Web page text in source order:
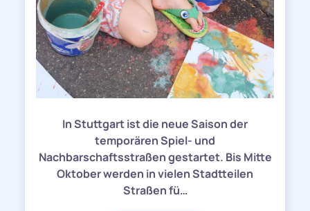
In Stuttgart ist die neue Saison der
temporären Spiel- und
Nachbarschaftsstraßen gestartet. Bis Mitte
Oktober werden in vielen Stadtteilen
Straßen fü…